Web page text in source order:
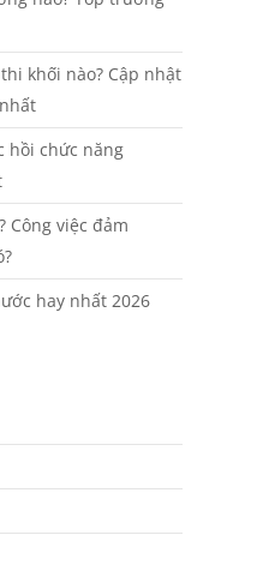
khối nào? Cập nhật
hồi chức năng
Công việc đảm
hay nhất 2026